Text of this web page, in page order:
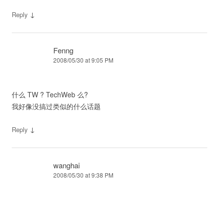
Reply ↓
Fenng
2008/05/30 at 9:05 PM
什么 TW ? TechWeb 么?
我好像没搞过类似的什么话题
Reply ↓
wanghai
2008/05/30 at 9:38 PM